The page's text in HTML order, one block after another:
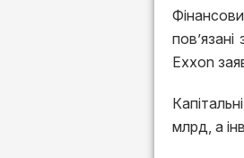
Exxon
млрд, а